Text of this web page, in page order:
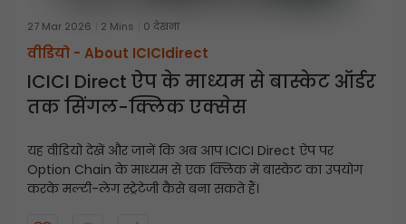
27 Mar 2026 2 Mins 0 देखना
वीडियो - About ICICIdirect
ICICI Direct ऐप के माध्यम से बास्केट ऑर्डर
तक सिंगल-क्लिक एक्सेस
यह वीडियो देखें और जानें कि अब आप ICICI Direct ऐप पर
Option Chain के माध्यम से एक क्लिक में बास्केट का उपयोग
करके मल्टी-लेग स्ट्रेटेजी कैसे बना सकते हैं।